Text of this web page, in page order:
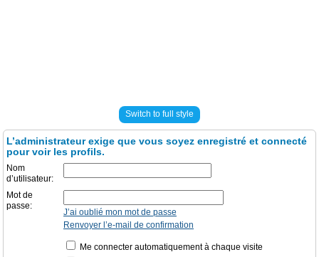
Switch to full style
L’administrateur exige que vous soyez enregistré et connecté
pour voir les profils.
Nom
d’utilisateur:
Mot de
passe:
J’ai oublié mon mot de passe
Renvoyer l’e-mail de confirmation
Me connecter automatiquement à chaque visite